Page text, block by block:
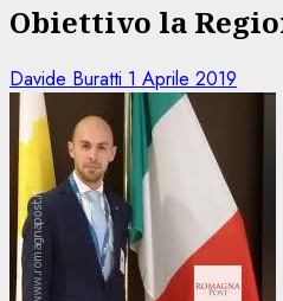
Obiettivo la
Davide Buratti 1 Aprile 2019